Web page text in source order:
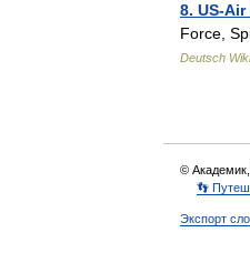
8. US-
Force,
Deutsch
©
👣
Экспорт